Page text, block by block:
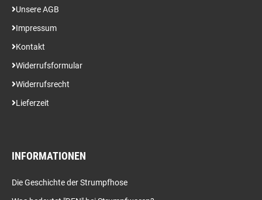
Unsere AGB
Impressum
Kontakt
Widerrufsformular
Widerrufsrecht
Lieferzeit
INFORMATIONEN
Die Geschichte der Strumpfhose